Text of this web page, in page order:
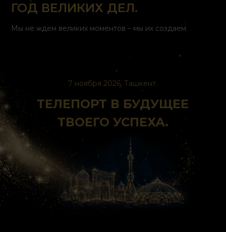
ГОД ВЕЛИКИХ ДЕЛ.
Мы не ждем великих моментов – мы их создаем.
7 ноября 2026, Ташкент.
ТЕЛЕПОРТ В БУДУЩЕЕ
ТВОЕГО УСПЕХА.